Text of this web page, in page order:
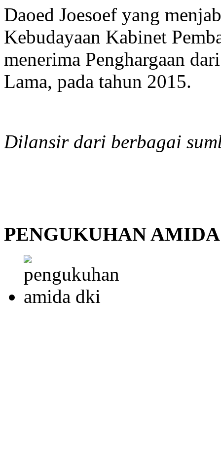
Daoed Joesoef yang
Kebudayaan Kabinet
menerima Penghargaan
Lama, pada tahun 2015.
Dilansir dari berbagai
PENGUKUHAN